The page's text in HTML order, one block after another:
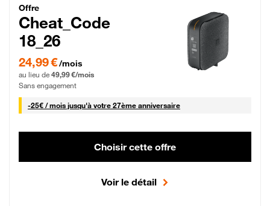
Cheat_Code Fibre_18_26
Offre
Cheat_Code
18_26
24,99 € par mois pendant 0 mois puis 49,99 € par mois, Sans engagement
24,99 €/mois
au lieu de 49,99 €/mois
Sans engagement
-25€ / mois25 € par mois
jusqu'à votre 27ème anniversaire
Choisir cette offre
Voir le détail